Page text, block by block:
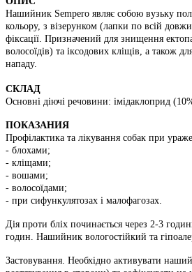
Нашийник Sempero являє собою вузьку
кольору, з візерунком (лапки по всій
фіксації. Призначений для знищення
волосоїдів) та іксодових кліщів, а також
нападу.
СКЛАД
Основні діючі речовини: імідаклоприд
ПОКАЗАНИЯ
Профілактика та лікування собак при
- блохами;
- кліщами;
- вошами;
- волосоїдами;
- при сифункулятозах і малофагозах.
Дія проти бліх починається через 2-3
годин. Нашийник вологостійкий та
Застовування. Необхідно активувати